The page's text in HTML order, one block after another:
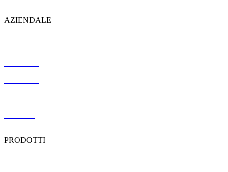
AZIENDALE
PRODOTTI